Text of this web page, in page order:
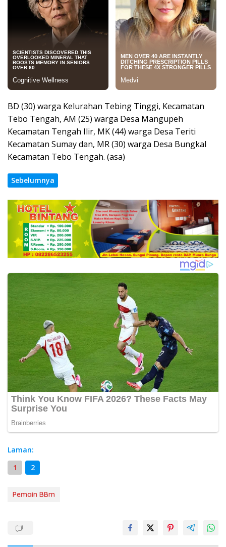
BD (30) warga Kelurahan Tebing Tinggi, Kecamatan
Tebo Tengah, AM (25) warga Desa Mangupeh
Kecamatan Tengah Ilir, MK (44) warga Desa Teriti
Kecamatan Sumay dan, MR (30) warga Desa Bungkal
Kecamatan Tebo Tengah. (asa)
Sebelumnya
Laman:
1
2
Pemain BBm